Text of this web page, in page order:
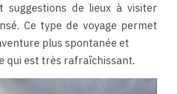
suggestions de lieux à visiter
Ce type de voyage permet
plus spontanée et
qui est très rafraîchissant.